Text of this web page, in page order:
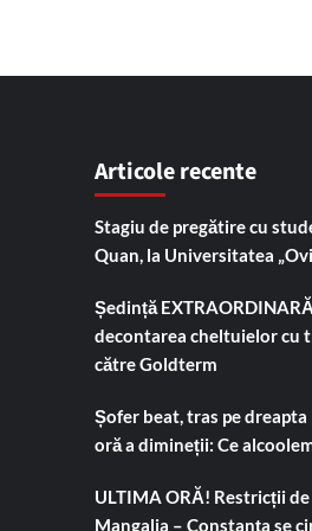
Articole recente
Stagiu de pregătire cu
Quan, la Universitatea
Ședință
decontarea cheltuielor cu
către Goldterm
Șofer beat, tras pe
oră a dimineții: Ce
ULTIMA ORĂ! Restricții
Mangalia – Constanța se